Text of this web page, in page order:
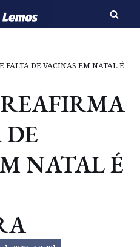
FALTA DE VACINAS EM NATAL É
DE
NATAL É